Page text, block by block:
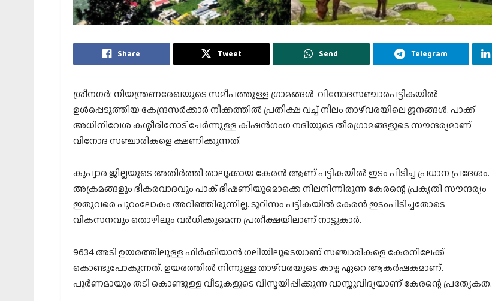
Share Tweet Send Telegram
ശ്രീനഗര്‍: നിയന്ത്രണരേഖയുടെ സമീപത്തുള്ള ഗ്രാമങ്ങള്‍ വിനോദസഞ്ചാരപട്ടികയില്‍
ഉള്‍പ്പെടുത്തിയ കേന്ദ്രസര്‍ക്കാര്‍ നീക്കത്തില്‍ പ്രതീക്ഷ വച്ച് നീലം താഴ്‌വരയിലെ ജനങ്ങള്‍. പാക്ക്
അധിനിവേശ കശ്മീരിനോട് ചേര്‍ന്നുള്ള കിഷന്‍ഗംഗ നദിയുടെ തീരഗ്രാമങ്ങളുടെ സൗന്ദര്യമാണ്
വിനോദ സഞ്ചാരികളെ ക്ഷണിക്കുന്നത്.
കുപ്വാര ജില്ലയുടെ അതിര്‍ത്തി താലൂക്കായ കേരന്‍ ആണ് പട്ടികയില്‍ ഇടം പിടിച്ച പ്രധാന പ്രദേശം.
അക്രമങ്ങളും ഭീകരവാദവും പാക് ഭീഷണിയുമൊക്കെ നിലനിന്നിരുന്ന കേരന്റെ പ്രകൃതി സൗന്ദര്യം
ഇതുവരെ പുറംലോകം അറിഞ്ഞിരുന്നില്ല. ടൂറിസം പട്ടികയില്‍ കേരന്‍ ഇടംപിടിച്ചതോടെ
വികസനവും തൊഴിലും വര്‍ധിക്കുമെന്ന പ്രതീക്ഷയിലാണ് നാട്ടുകാര്‍.
9634 അടി ഉയരത്തിലുള്ള ഫിര്‍ക്കിയാന്‍ ഗലിയിലൂടെയാണ് സഞ്ചാരികളെ കേരനിലേക്ക്
കൊണ്ടുപോകുന്നത്. ഉയരത്തില്‍ നിന്നുള്ള താഴ്‌വരയുടെ കാഴ്ച ഏറെ ആകര്‍ഷകമാണ്.
പൂര്‍ണമായും തടി കൊണ്ടുള്ള വീടുകളുടെ വിസ്മയിപ്പിക്കുന്ന വാസ്തുവിദ്യയാണ് കേരന്റെ പ്രത്യേകത.